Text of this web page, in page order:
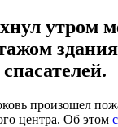
утром
произошел
центра. Об этом